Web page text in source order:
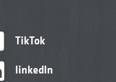
TikTok
linkedIn